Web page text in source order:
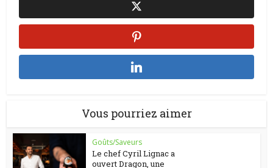
Vous pourriez aimer
Goûts/Saveurs
Le chef Cyril Lignac a
ouvert Dragon, une